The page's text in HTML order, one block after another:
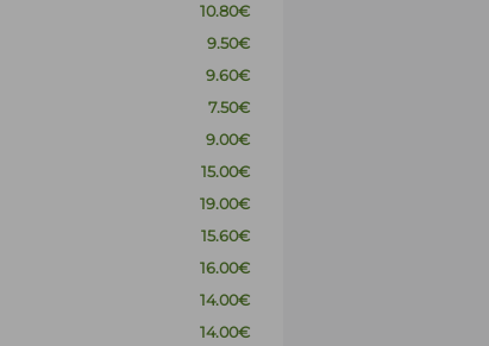
10.80€
9.50€
9.60€
7.50€
9.00€
15.00€
19.00€
15.60€
16.00€
14.00€
14.00€